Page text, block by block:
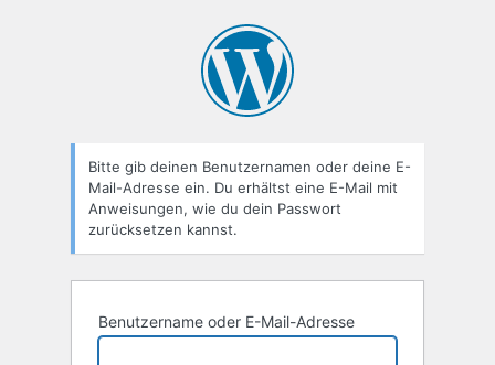
Bitte gib deinen Benutzernamen oder deine E-
Mail-Adresse ein. Du erhältst eine E-Mail mit
Anweisungen, wie du dein Passwort
zurücksetzen kannst.
Benutzername oder E-Mail-Adresse